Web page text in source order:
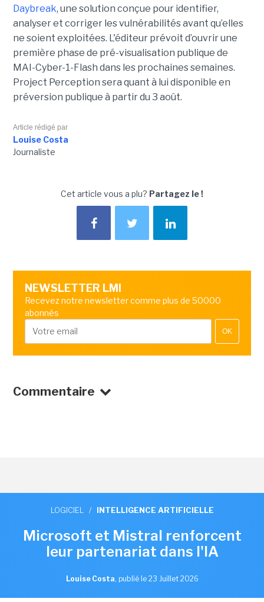
Daybreak, une solution conçue pour identifier,
analyser et corriger les vulnérabilités avant qu’elles
ne soient exploitées. L'éditeur prévoit d’ouvrir une
première phase de pré-visualisation publique de
MAI-Cyber-1-Flash dans les prochaines semaines.
Project Perception sera quant à lui disponible en
préversion publique à partir du 3 août.
Article rédigé par
Louise Costa
Journaliste
Cet article vous a plu? Partagez le !
NEWSLETTER LMI
Recevez notre newsletter comme plus de 50000
abonnés
OK
Commentaire
LOGICIEL / INTELLIGENCE ARTIFICIELLE
Microsoft et Mistral renforcent
leur partenariat dans l'IA
Louise Costa, publié le 23 Juillet 2026